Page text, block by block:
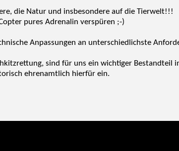
die Natur und insbesondere auf die Tierwelt!!!
pures Adrenalin verspüren ;-)
Anpassungen an unterschiedlichste
sind für uns ein wichtiger Bestandteil
ehrenamtlich hierfür ein.